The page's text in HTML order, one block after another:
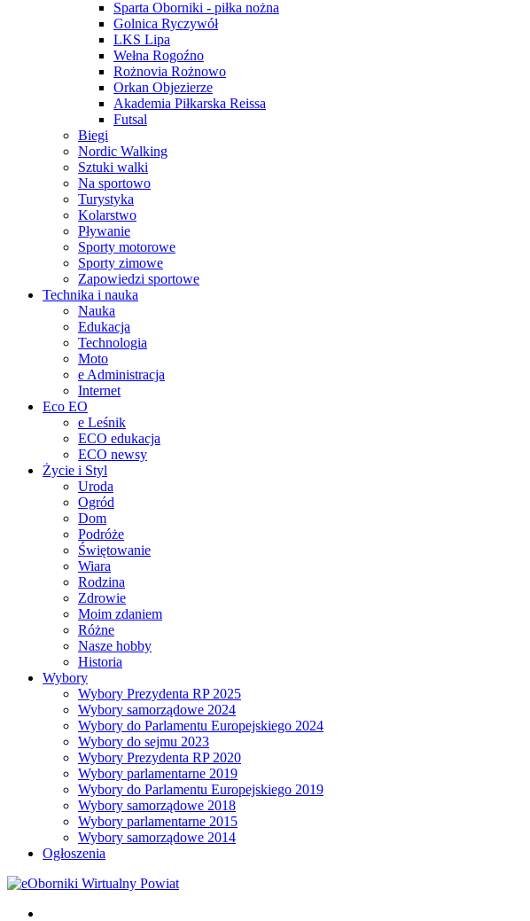
Sparta Oborniki - piłka nożna
Golnica Ryczywół
LKS Lipa
Wełna Rogoźno
Rożnovia Rożnowo
Orkan Objezierze
Akademia Piłkarska Reissa
Futsal
Biegi
Nordic Walking
Sztuki walki
Na sportowo
Turystyka
Kolarstwo
Pływanie
Sporty motorowe
Sporty zimowe
Zapowiedzi sportowe
Technika i nauka
Nauka
Edukacja
Technologia
Moto
e Administracja
Internet
Eco EO
e Leśnik
ECO edukacja
ECO newsy
Życie i Styl
Uroda
Ogród
Dom
Podróże
Świętowanie
Wiara
Rodzina
Zdrowie
Moim zdaniem
Różne
Nasze hobby
Historia
Wybory
Wybory Prezydenta RP 2025
Wybory samorządowe 2024
Wybory do Parlamentu Europejskiego 2024
Wybory do sejmu 2023
Wybory Prezydenta RP 2020
Wybory parlamentarne 2019
Wybory do Parlamentu Europejskiego 2019
Wybory samorządowe 2018
Wybory parlamentarne 2015
Wybory samorządowe 2014
Ogłoszenia